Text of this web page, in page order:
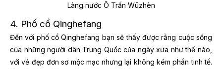
Làng nước Ô Trấn Wūzhèn
4. Phố cổ Qinghefang
Đến với phố cổ Qinghefang bạn sẽ thấy được rằng cuộc sống
của những người dân Trung Quốc của ngày xưa như thế nào,
với vẻ đẹp đơn sơ mộc mạc nhưng lại không kém phần tinh tế.